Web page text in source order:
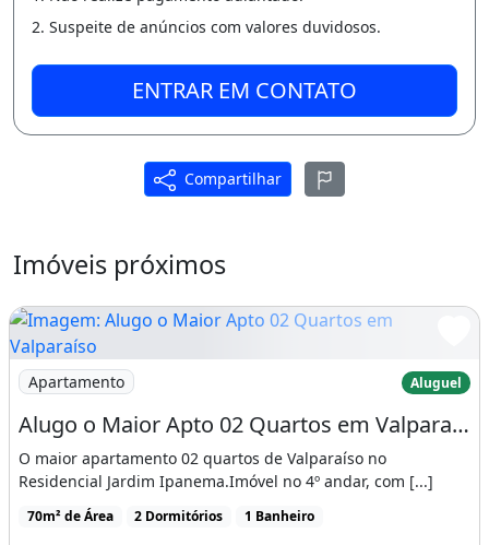
2. Suspeite de anúncios com valores duvidosos.
ENTRAR EM CONTATO
Compartilhar
Imóveis próximos
Imagem: Alugo o Maior Apto 02 Quartos em Valparaíso
Apartamento Aluguel
Alugo o Maior Apto 02 Quartos em Valparaíso a Poucos Metros da Br 040
O maior apartamento 02 quartos de Valparaíso no
Residencial Jardim Ipanema.Imóvel no 4º andar, com [...]
70m² de Área 2 Dormitórios 1 Banheiro